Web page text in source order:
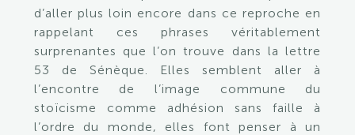
d’aller plus loin encore dans ce reproche en
rappelant ces phrases véritablement
surprenantes que l’on trouve dans la lettre
53 de Sénèque. Elles semblent aller à
l’encontre de l’image commune du
stoïcisme comme adhésion sans faille à
l’ordre du monde, elles font penser à un